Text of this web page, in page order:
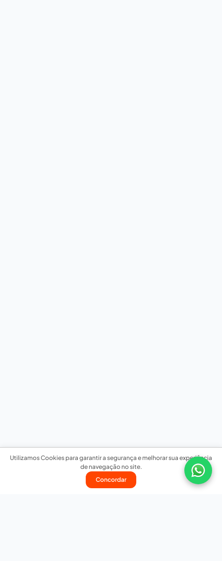
Utilizamos Cookies para garantir a segurança e melhorar sua experiência
de navegação no site.
Concordar